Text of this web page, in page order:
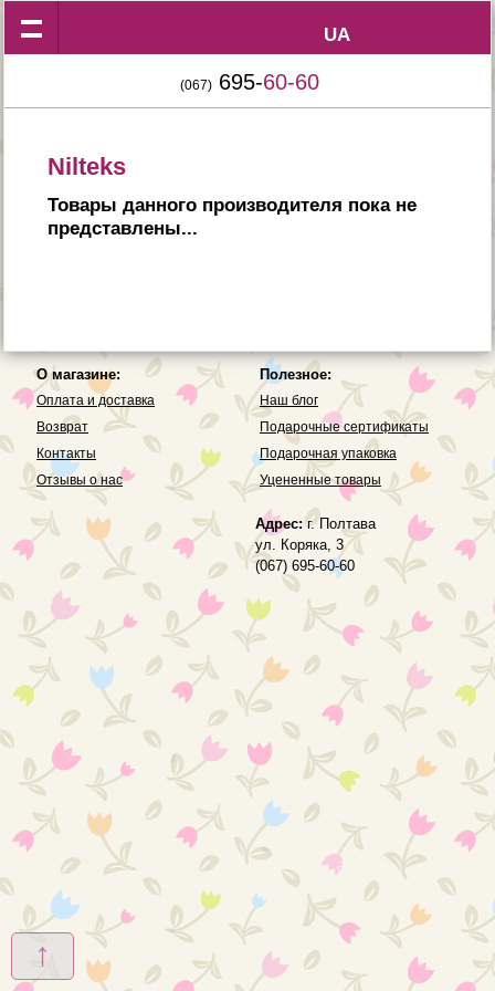
UA
UA
(067) 695-60-60
Nilteks
Товары данного производителя пока не
представлены...
↑
О магазине:
Оплата и доставка
Возврат
Контакты
Отзывы о нас
Полезное:
Наш блог
Подарочные сертификаты
Подарочная упаковка
Уцененные товары
Адрес: г. Полтава
ул. Коряка, 3
(067) 695-60-60